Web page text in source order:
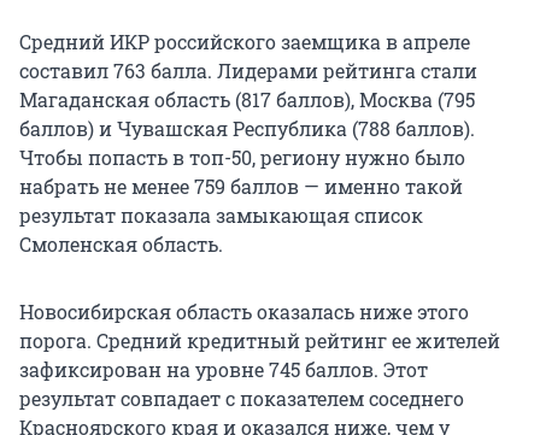
Средний ИКР российского заемщика в апреле
составил 763 балла. Лидерами рейтинга стали
Магаданская область (817 баллов), Москва (795
баллов) и Чувашская Республика (788 баллов).
Чтобы попасть в топ-50, региону нужно было
набрать не менее 759 баллов — именно такой
результат показала замыкающая список
Смоленская область.
Новосибирская область оказалась ниже этого
порога. Средний кредитный рейтинг ее жителей
зафиксирован на уровне 745 баллов. Этот
результат совпадает с показателем соседнего
Красноярского края и оказался ниже, чем у